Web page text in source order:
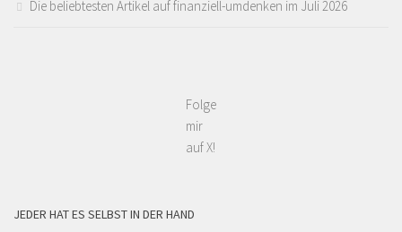
Die beliebtesten Artikel auf finanziell-umdenken im Juli 2026
Folge
mir
auf X!
JEDER HAT ES SELBST IN DER HAND